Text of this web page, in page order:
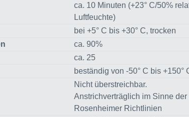
ca. 10 Minuten (+23° C/50%
Luftfeuchte)
bei +5° C bis +30° C, trocken
ca. 90%
ca. 25
beständig von -50° C bis +150°
Nicht überstreichbar.
Anstrichverträglich im Sinne der
Rosenheimer Richtlinien